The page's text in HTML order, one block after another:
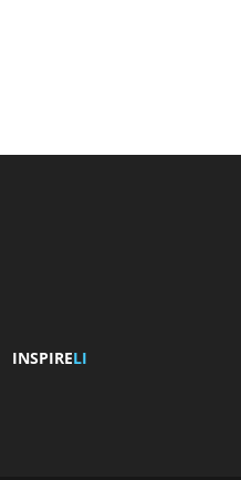
INSPIRELI